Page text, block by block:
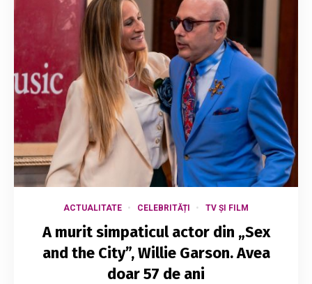
ACTUALITATE CELEBRITĂȚI TV ȘI FILM
A murit simpaticul actor din „Sex
and the City”, Willie Garson. Avea
doar 57 de ani